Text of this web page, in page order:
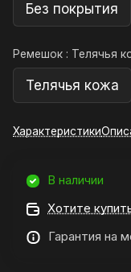
Без покрытия
Ремешок : Телячья
Телячья кожа
Характеристики
В наличии
Хотите
Гарантия на